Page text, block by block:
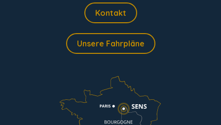
Kontakt
Unsere Fahrpläne